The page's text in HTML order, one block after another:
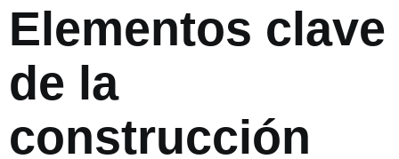
Elementos clave
de la
construcción